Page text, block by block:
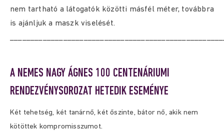
nem tartható a látogatók közötti másfél méter, továbbra
is ajánljuk a maszk viselését.
A NEMES NAGY ÁGNES 100 CENTENÁRIUMI
RENDEZVÉNYSOROZAT HETEDIK ESEMÉNYE
Két tehetség, két tanárnő, két őszinte, bátor nő, akik nem
kötöttek kompromisszumot.